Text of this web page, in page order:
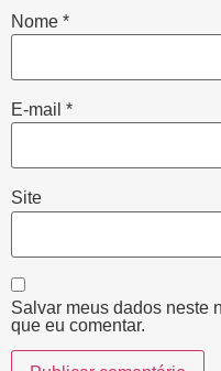
Nome *
E-mail *
Site
Salvar meus dados neste
que eu comentar.